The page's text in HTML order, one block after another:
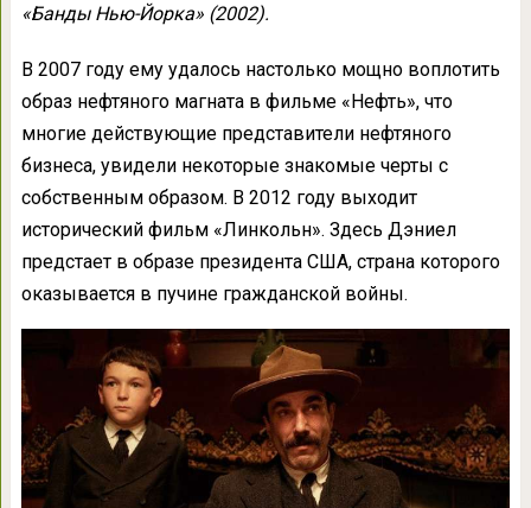
«Банды Нью-Йорка» (2002).
В 2007 году ему удалось настолько мощно воплотить
образ нефтяного магната в фильме «Нефть», что
многие действующие представители нефтяного
бизнеса, увидели некоторые знакомые черты с
собственным образом. В 2012 году выходит
исторический фильм «Линкольн». Здесь Дэниел
предстает в образе президента США, страна которого
оказывается в пучине гражданской войны.